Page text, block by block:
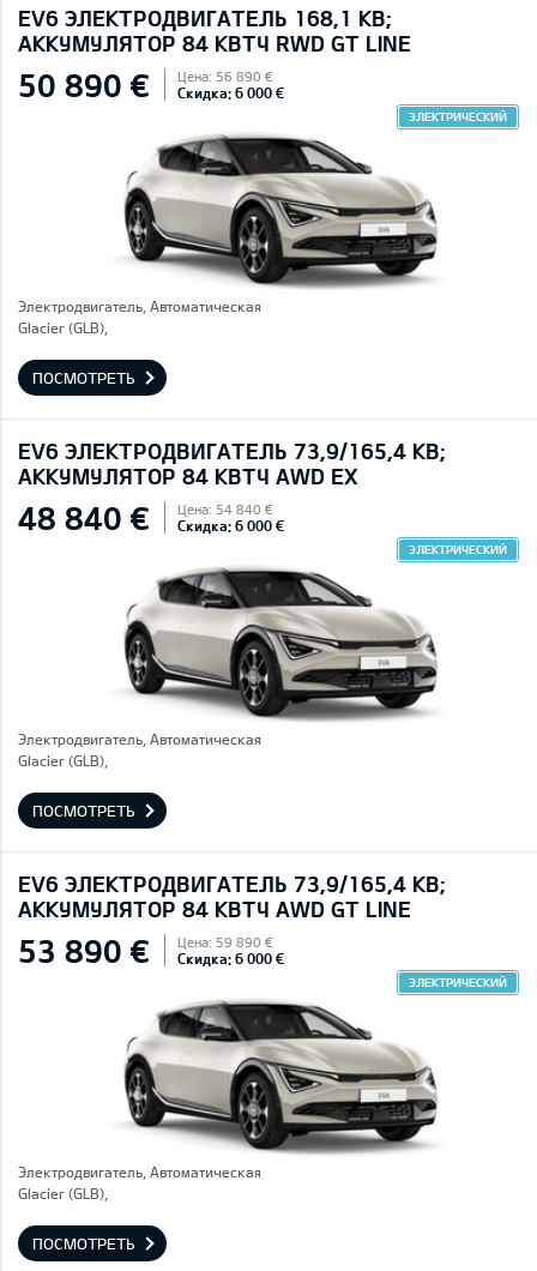
EV6 ЭЛЕКТРОДВИГАТЕЛЬ 168,1 КВ;
AККУМУЛЯТОР 84 КВТЧ RWD GT LINE
50 890 € Цена: 56 890 €
Скидка: 6 000 €
ЭЛЕКТРИЧЕСКИЙ
Электродвигатель, Автоматическая
Glacier (GLB),
ПОСМОТРЕТЬ
EV6 ЭЛЕКТРОДВИГАТЕЛЬ 73,9/165,4 КВ;
AККУМУЛЯТОР 84 КВТЧ AWD EX
48 840 € Цена: 54 840 €
Скидка: 6 000 €
ЭЛЕКТРИЧЕСКИЙ
Электродвигатель, Автоматическая
Glacier (GLB),
ПОСМОТРЕТЬ
EV6 ЭЛЕКТРОДВИГАТЕЛЬ 73,9/165,4 КВ;
AККУМУЛЯТОР 84 КВТЧ AWD GT LINE
53 890 € Цена: 59 890 €
Скидка: 6 000 €
ЭЛЕКТРИЧЕСКИЙ
Электродвигатель, Автоматическая
Glacier (GLB),
ПОСМОТРЕТЬ